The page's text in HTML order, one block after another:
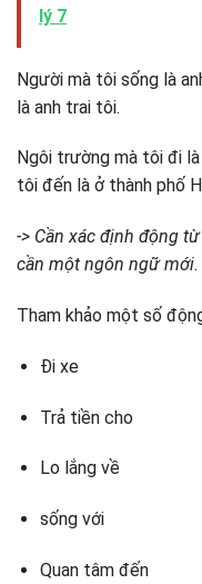
lý 7
Người mà tôi sống là
là anh trai tôi.
Ngôi trường mà tôi đi
tôi đến là ở thành phố
-> Cần xác định động
cần một ngôn ngữ mới.
Tham khảo một số
Đi xe
Trả tiền cho
Lo lắng về
sống với
Quan tâm đến